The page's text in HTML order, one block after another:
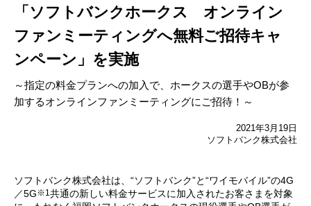
「ソフトバンクホークス オンライン
ファンミーティングへ無料ご招待キャ
ンペーン」を実施
～指定の料金プランへの加入で、ホークスの選手やOBが参
加するオンラインファンミーティングにご招待！～
2021年3月19日
ソフトバンク株式会社
ソフトバンク株式会社は、“ソフトバンク”と“ワイモバイル”の4G
／5G※1 共通の新しい料金サービスに加入されたお客さまを対象